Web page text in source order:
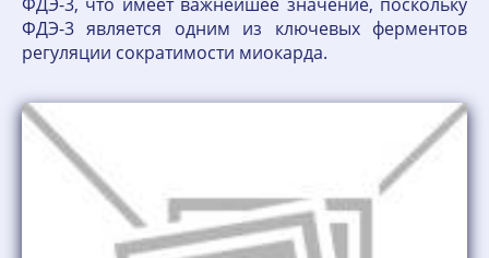
ФДЭ-3 является одним из ключевых ферментов
регуляции сократимости миокарда.